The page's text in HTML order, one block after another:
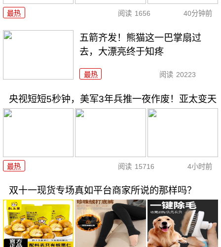
最热 阅读 1656 40分钟前
五箭齐发！熊猫这一巴掌扇过
去，大漂亮终于知疼
最热 阅读 20223
央视短短5秒钟，美军3年兵推一夜作废！亚太变天
最热 阅读 15716 4小时前
双十一现货专场真如平台商家所说的那样吗？